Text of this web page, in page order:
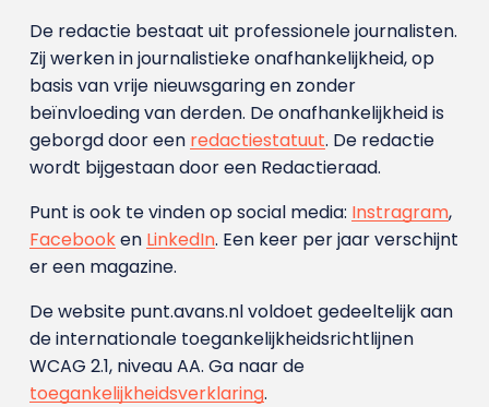
De redactie bestaat uit professionele journalisten.
Zij werken in journalistieke onafhankelijkheid, op
basis van vrije nieuwsgaring en zonder
beïnvloeding van derden. De onafhankelijkheid is
geborgd door een redactiestatuut. De redactie
wordt bijgestaan door een Redactieraad.
Punt is ook te vinden op social media: Instragram,
Facebooken LinkedIn. Een keer per jaar verschijnt
er een magazine.
De website punt.avans.nl voldoet gedeeltelijk aan
de internationale toegankelijkheidsrichtlijnen
WCAG 2.1, niveau AA. Ga naar de
toegankelijkheidsverklaring.